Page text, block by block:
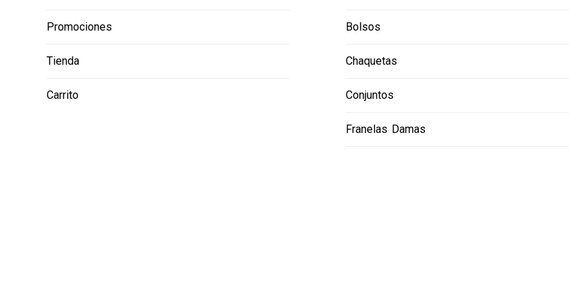
Promociones
Tienda
Carrito
Bolsos
Chaquetas
Conjuntos
Franelas Damas